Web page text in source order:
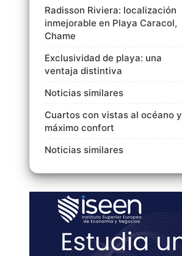
Radisson Riviera: localización
inmejorable en Playa Caracol,
Chame
Exclusividad de playa: una
ventaja distintiva
Noticias similares
Cuartos con vistas al océano y
máximo confort
Noticias similares